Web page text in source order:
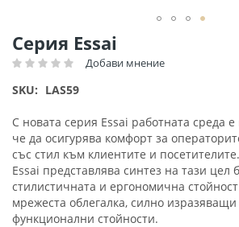
Серия Essai
Рейтинг: Добави мнение
SKU LAS59
С новата серия Essai работната среда
че да осигурява комфорт за
със стил към клиентите и посетителите.
Essai представлява синтез на тази цел
стилистичната и ергономична
мрежеста облегалка, силно
функционални стойности.
Преминете
към
началото
на
със
снимки